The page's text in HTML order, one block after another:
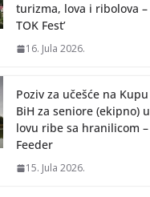
turizma, lova i ribolova –
TOK Fest’
16. Jula 2026.
Poziv za učešće na Kupu
BiH za seniore (ekipno) u
lovu ribe sa hranilicom –
Feeder
15. Jula 2026.